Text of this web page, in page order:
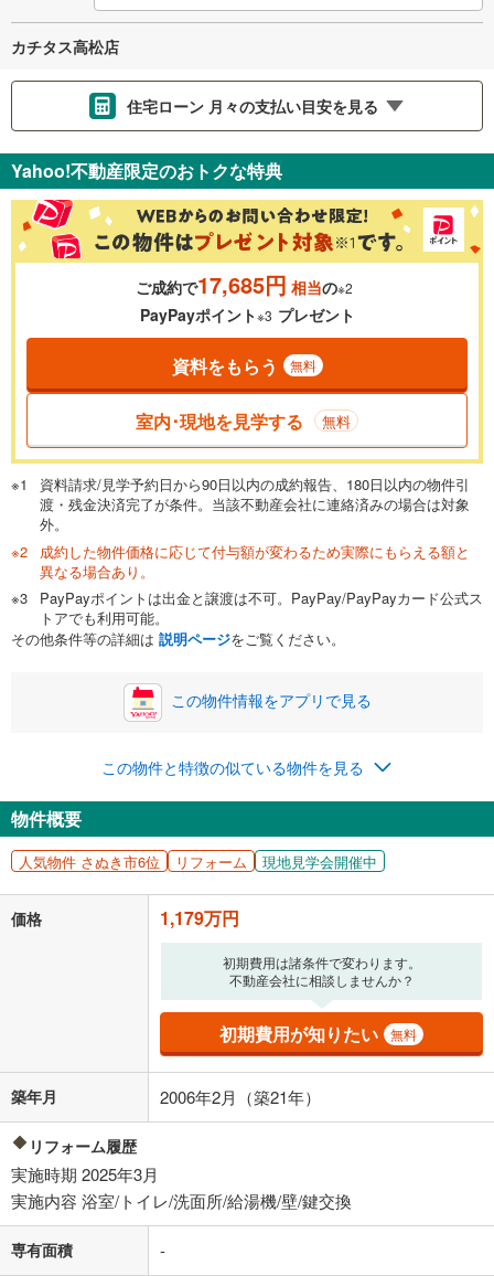
カチタス高松店
住宅ローン 月々の支払い目安を見る
金利 ％
0.01%
一般的には最長35年まで借り入れ可能です。多くの金融機関
が完済時の年齢は80歳までを条件としています。
閉じる
頭金 万円
0万円 1,179万円
自己資金から住宅購入にかけられる金額を入力してくださ
い。一般的には物件価格の2割までが目安です。
閉じる
ボーナス
万円
0円
ナス時の増額分（1回分）を入力してください。
ボーナス払いの限度額は金融機関によって異なります。
閉じる
月々の返済額
る値は、実際の金融機関等における貸出金利とは何ら関係がなく、実際
の金融機関等における貸出金利を何ら保証するものではありません。返
済方法「元利均等返済」にて算出しております。入力された金利を35年
適用した場合の計算結果を表示しています。
その他月額費用や、初期費用がかかります。ご注意ください。実際にお
借り入れの際は各金融機関等に、必ずご自身でご確認をお願いいたしま
条件によってお借り入れができないことがあります。
不動産会社に購入相談をする 無料
閉じる
Yahoo!不動産限定のおトクな特典
ご成約で17,685円 相当の※2
PayPayポイント※3 プレゼント
資料をもらう 無料
室内･現地を見学する 無料
資料請求/見学予約日から90日以内の成約報告、180日以内の物件引
渡・残金決済完了が条件。当該不動産会社に連絡済みの場合は対象
外。
成約した物件価格に応じて付与額が変わるため実際にもらえる額と
異なる場合あり。
PayPayポイントは出金と譲渡は不可。PayPay/PayPayカード公式ス
トアでも利用可能。
その他条件等の詳細は 説明ページをご覧ください。
この物件情報をアプリで見る
この物件と特徴の似ている物件を見る
物件概要
人気物件 さぬき市6位 リフォーム 現地見学会開催中
価格 1,179万円
初期費用は諸条件で変わります。
不動産会社に相談しませんか？
初期費用が知りたい 無料
築年月 2006年2月（築21年）
リフォーム履歴
実施時期 2025年3月
実施内容 浴室/トイレ/洗面所/給湯機/壁/鍵交換
専有面積 -